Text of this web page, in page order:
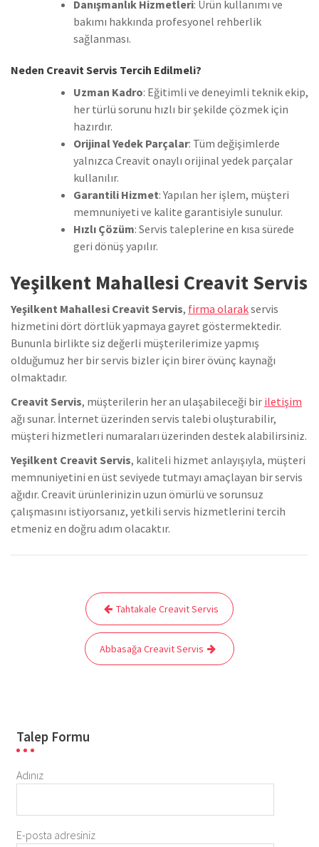
Danışmanlık Hizmetleri: Ürün kullanımı ve
bakımı hakkında profesyonel rehberlik
sağlanması.
Neden Creavit Servis Tercih Edilmeli?
Uzman Kadro: Eğitimli ve deneyimli teknik ekip,
her türlü sorunu hızlı bir şekilde çözmek için
hazırdır.
Orijinal Yedek Parçalar: Tüm değişimlerde
yalnızca Creavit onaylı orijinal yedek parçalar
kullanılır.
Garantili Hizmet: Yapılan her işlem, müşteri
memnuniyeti ve kalite garantisiyle sunulur.
Hızlı Çözüm: Servis taleplerine en kısa sürede
geri dönüş yapılır.
Yeşilkent Mahallesi Creavit Servis
Yeşilkent Mahallesi Creavit Servis, firma olarakservis
hizmetini dört dörtlük yapmaya gayret göstermektedir.
Bununla birlikte siz değerli müşterilerimize yapmış
olduğumuz her bir servis bizler için birer övünç kaynağı
olmaktadır.
Creavit Servis, müşterilerin her an ulaşabileceği bir iletişim
ağı sunar. İnternet üzerinden servis talebi oluşturabilir,
müşteri hizmetleri numaraları üzerinden destek alabilirsiniz.
Yeşilkent Creavit Servis, kaliteli hizmet anlayışıyla, müşteri
memnuniyetini en üst seviyede tutmayı amaçlayan bir servis
ağıdır. Creavit ürünlerinizin uzun ömürlü ve sorunsuz
çalışmasını istiyorsanız, yetkili servis hizmetlerini tercih
etmeniz en doğru adım olacaktır.
gezinmesi
Tahtakale Creavit Servis
Abbasağa Creavit Servis
Talep Formu
Adınız
E-posta adresiniz